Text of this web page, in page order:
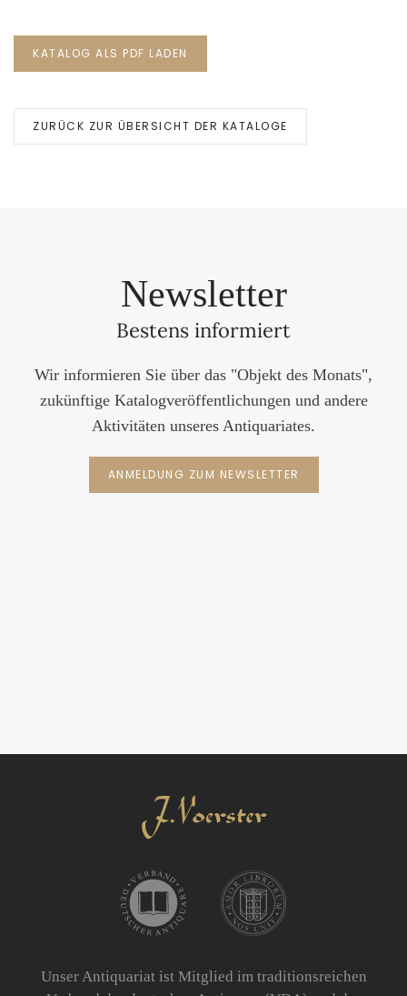
KATALOG ALS PDF LADEN
ZURÜCK ZUR ÜBERSICHT DER KATALOGE
Newsletter
Bestens informiert
Wir informieren Sie über das "Objekt des Monats",
zukünftige Katalogveröffentlichungen und andere
Aktivitäten unseres Antiquariates.
ANMELDUNG ZUM NEWSLETTER
Unser Antiquariat ist Mitglied im traditionsreichen